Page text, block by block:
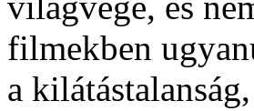
filmekben
a